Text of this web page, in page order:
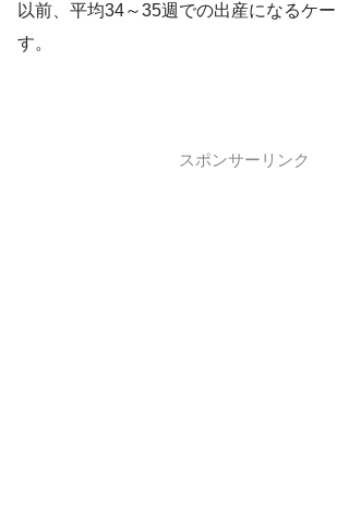
以前、平均34～35週での出産になるケ
す。
スポンサーリンク